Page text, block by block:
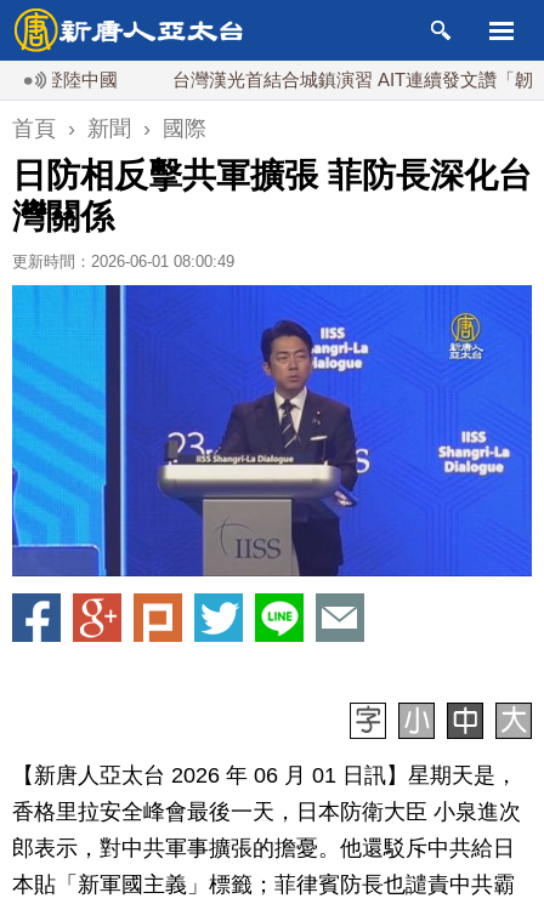
陸中國 台灣漢光首結合城鎮演習 AIT連續發文讚「韌性台灣
首頁 › 新聞 › 國際
日防相反擊共軍擴張 菲防長深化台
灣關係
更新時間：2026-06-01 08:00:49
【新唐人亞太台 2026 年 06 月 01 日訊】星期天是，
香格里拉安全峰會最後一天，日本防衛大臣 小泉進次
郎表示，對中共軍事擴張的擔憂。他還駁斥中共給日
本貼「新軍國主義」標籤；菲律賓防長也譴責中共霸